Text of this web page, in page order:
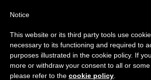
GIORNO
Dicembre
Notice
This website or its third party tools use
necessary to its functioning and required to
purposes illustrated in the cookie policy. If
more or withdraw your consent to all or some
please refer to the cookie policy